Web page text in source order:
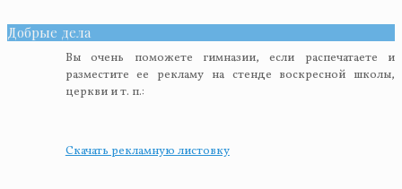
Добрые дела
Вы очень поможете гимназии, если распечатаете и
разместите ее рекламу на стенде воскресной школы,
церкви и т. п.:
Скачать рекламную листовку